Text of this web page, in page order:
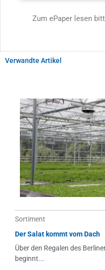
Zum ePaper lesen
Verwandte Artikel
Sortiment
Der Salat kommt vom Dach
Über den Regalen des
beginnt...